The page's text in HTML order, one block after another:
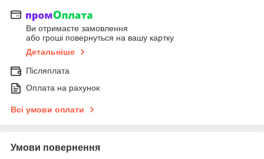
Ви отримаєте замовлення
або гроші повернуться на вашу картку
Детальніше
Післяплата
Оплата на рахунок
Всі умови оплати
Умови повернення